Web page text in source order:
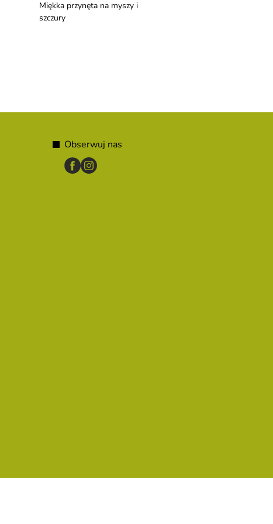
Miękka przynęta na myszy i
szczury
Obserwuj nas